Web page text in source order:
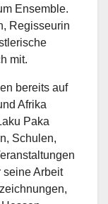
Ensemble.
Regisseurin
mit.
bereits auf
Afrika
Paka
Schulen,
seine Arbeit